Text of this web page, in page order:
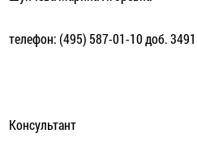
телефон: (495) 587-01-10 доб. 3491
Консультант